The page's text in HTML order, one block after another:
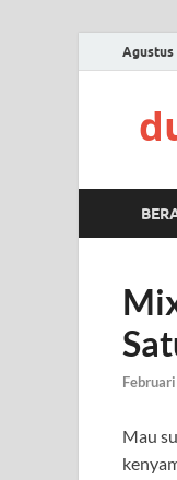
Agustus
Mau